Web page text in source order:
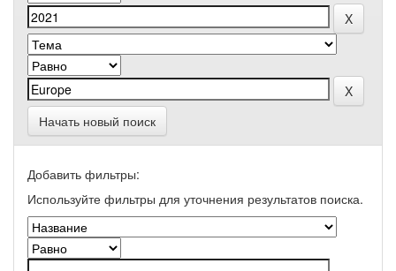
Начать новый поиск
Добавить фильтры:
Используйте фильтры для уточнения результатов поиска.